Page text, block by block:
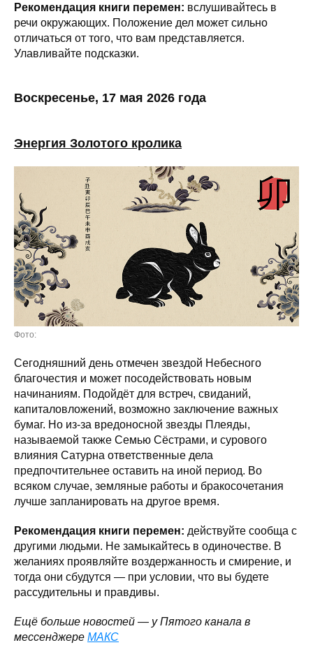
Рекомендация книги перемен: вслушивайтесь в
речи окружающих. Положение дел может сильно
отличаться от того, что вам представляется.
Улавливайте подсказки.
Воскресенье, 17 мая 2026 года
Энергия Золотого кролика
Фото:
Сегодняшний день отмечен звездой Небесного
благочестия и может посодействовать новым
начинаниям. Подойдёт для встреч, свиданий,
капиталовложений, возможно заключение важных
бумаг. Но из-за вредоносной звезды Плеяды,
называемой также Семью Сёстрами, и сурового
влияния Сатурна ответственные дела
предпочтительнее оставить на иной период. Во
всяком случае, земляные работы и бракосочетания
лучше запланировать на другое время.
Рекомендация книги перемен: действуйте сообща с
другими людьми. Не замыкайтесь в одиночестве. В
желаниях проявляйте воздержанность и смирение, и
тогда они сбудутся — при условии, что вы будете
рассудительны и правдивы.
Ещё больше новостей — у Пятого канала в
мессенджере МАКС